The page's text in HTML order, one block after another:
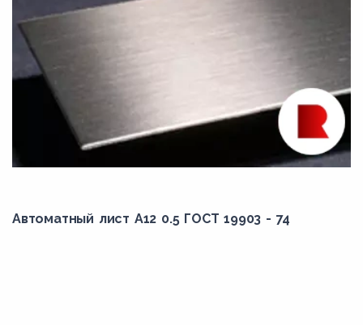
Автоматный лист А12 0.5 ГОСТ 19903 - 74